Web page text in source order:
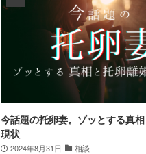
今話題の托卵妻。ゾッとする真
現状
2024年8月31日 相談